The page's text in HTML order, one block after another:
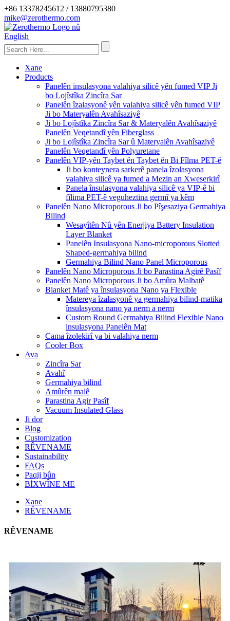
+86 13378245612 / 13880795380
mike@zerothermo.com
English
Xane
Products
Panelên insulasyona valahiya silicê yên fumed VIP Ji
bo Lojîstîka Zincîra Sar
Panelên îzalasyonê yên valahiya silicê yên fumed VIP
Ji bo Materyalên Avahîsaziyê
Ji bo Lojîstîka Zincîra Sar & Materyalên Avahîsaziyê
Panelên Veqetandî yên Fiberglass
Ji bo Lojîstîka Zincîra Sar û Materyalên Avahîsaziyê
Panelên Veqetandî yên Polyuretane
Panelên VIP-yên Taybet ên Taybet ên Bi Fîlma PET-ê
Ji bo konteynera sarkerê panela îzolasyona
valahiya silicê ya fumed a Mezin an Xweserkirî
Panela însulasyona valahiya silicê ya VIP-ê bi
fîlima PET-ê veguheztina germî ya kêm
Panelên Nano Microporous Ji bo Pîşesaziya Germahiya
Bilind
Wesayîtên Nû yên Enerjiya Battery Insulation
Layer Blanket
Panelên Insulasyona Nano-microporous Slotted
Shaped-germahiya bilind
Germahiya Bilind Nano Panel Microporous
Panelên Nano Microporous Ji bo Parastina Agirê Pasîf
Panelên Nano Microporous Ji bo Amûra Malbatê
Blanket Matê ya însulasyona Nano ya Flexible
Matereya îzalasyonê ya germahiya bilind-matika
însulasyona nano ya nerm a nerm
Custom Round Germahiya Bilind Flexible Nano
insulasyona Panelên Mat
Cama îzolekirî ya bi valahiya nerm
Cooler Box
Ava
Zincîra Sar
Avahî
Germahiya bilind
Amûrên malê
Parastina Agir Pasîf
Vacuum Insulated Glass
Ji dor
Blog
Customization
RÊVENAME
Sustainability
FAQs
Paqij bûn
BİXWÎNE ME
Xane
RÊVENAME
RÊVENAME